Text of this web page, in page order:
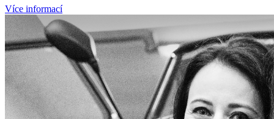
Více informací